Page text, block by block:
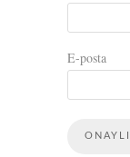
E-posta